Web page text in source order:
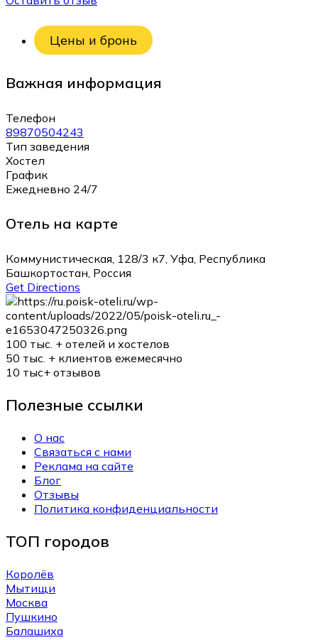
Цены и бронь
Важная информация
Телефон
89870504243
Тип заведения
Хостел
График
Ежедневно 24/7
Отель на карте
Коммунистическая, 128/3 к7, Уфа, Республика
Башкортостан, Россия
Get Directions
100 тыс. + отелей и хостелов
50 тыс. + клиентов ежемесячно
10 тыс+ отзывов
Полезные ссылки
О нас
Связаться с нами
Реклама на сайте
Блог
Отзывы
Политика конфиденциальности
ТОП городов
Королёв
Мытищи
Москва
Пушкино
Балашиха